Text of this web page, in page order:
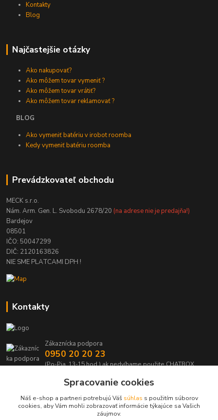
Kontakty
Blog
Najčastejšie otázky
Ako nakupovať?
Ako môžem tovar vymeniť ?
Ako môžem tovar vrátiť?
Ako môžem tovar reklamovať ?
BLOG
Ako vymeniť batériu v irobot roomba
Kedy vymeniť batériu roomba
Prevádzkovateľ obchodu
MECK s.r.o.
Nám. Arm. Gen. L. Svobodu 2678/20 (na adrese nie je predajňa!)
Bardejov
08501
IČO: 50047299
DIČ: 2120163826
NIE SME PLATCAMI DPH !
Kontakty
Zákaznícka podpora
0950 20 20 23
(Po-Pia, 13-15 hod.) ak nedvíhame použite CHATBOX
info@kabelmanie.skSpracovanie cookies
Náš e-shop a partneri potrebujú Váš súhlas s použitím súborov
cookies, aby Vám mohli zobrazovať informácie týkajúce sa Vašich
záujmov.